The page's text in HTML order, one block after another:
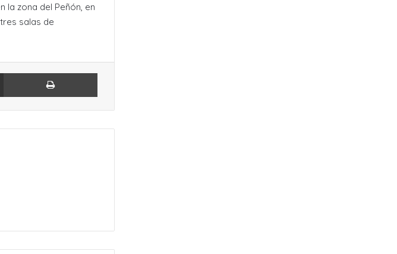
la zona del Peñón, en
salas de
Compartir por Email Imprimir